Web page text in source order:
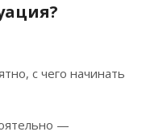
с чего начинать
—